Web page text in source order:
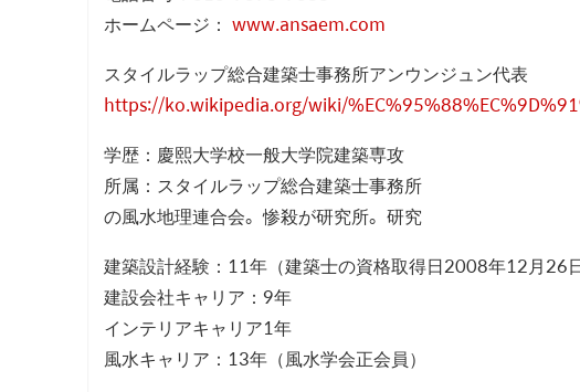
ホームページ： www.ansaem.com
スタイルラップ総合建築士事務所アンウンジュン代表
https://ko.wikipedia.org/wiki/
学歴：慶熙大学校一般大学院建築専攻
所属：スタイルラップ総合建築士事務所
の風水地理連合会。惨殺が研究所。研究
建築設計経験：11年（建築士の資格取得日2008年12月26日
建設会社キャリア：9年
インテリアキャリア1年
風水キャリア：13年（風水学会正会員）